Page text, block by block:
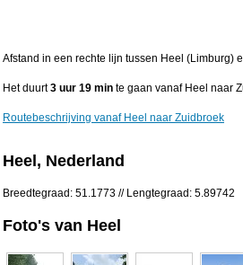
Afstand in een rechte lijn tussen Heel (Limburg)
Het duurt3 uur 19 min te gaan vanaf Heel naar
Routebeschrijving vanaf Heel naar Zuidbroek
Heel, Nederland
Breedtegraad: 51.1773 // Lengtegraad: 5.89742
Foto's van Heel